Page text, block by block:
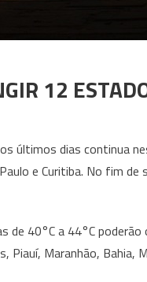
12
últimos dias continua
e Curitiba. No fim de
de 40°C a 44°C
Maranhão, Bahia,